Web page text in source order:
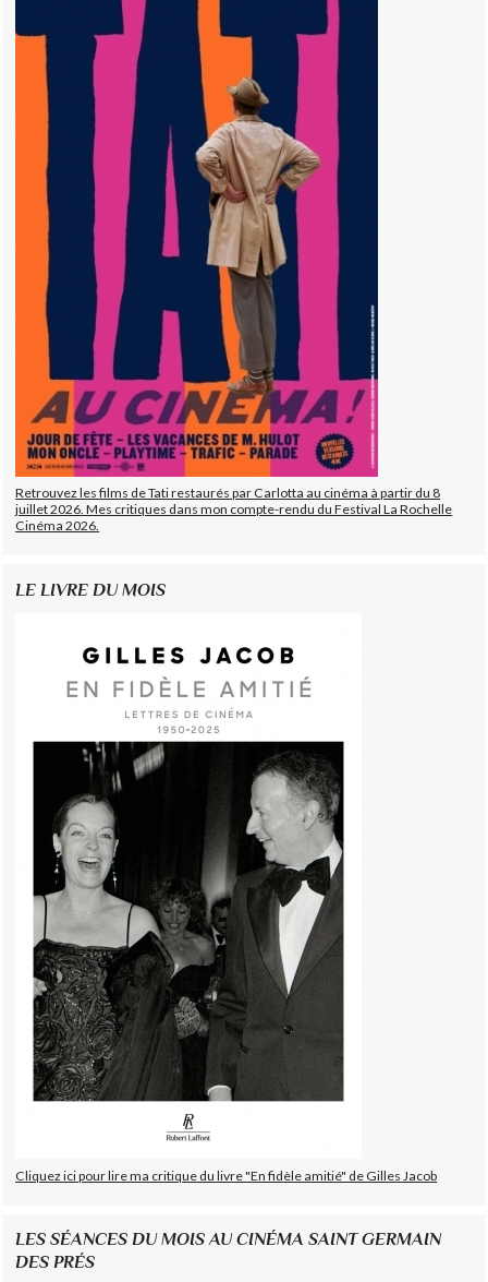
Retrouvez les films de Tati restaurés par Carlotta au cinéma à partir du 8
juillet 2026. Mes critiques dans mon compte-rendu du Festival La Rochelle
Cinéma 2026.
LE LIVRE DU MOIS
Cliquez ici pour lire ma critique du livre "En fidèle amitié" de Gilles Jacob
LES SÉANCES DU MOIS AU CINÉMA SAINT GERMAIN
DES PRÉS